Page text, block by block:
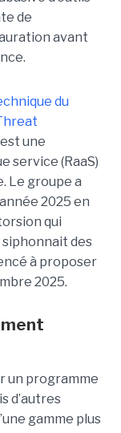
de
avant
du
une
service (RaaS)
Le groupe a
2025 en
qui
des
à proposer
2025.
un programme
d’autres
gamme plus